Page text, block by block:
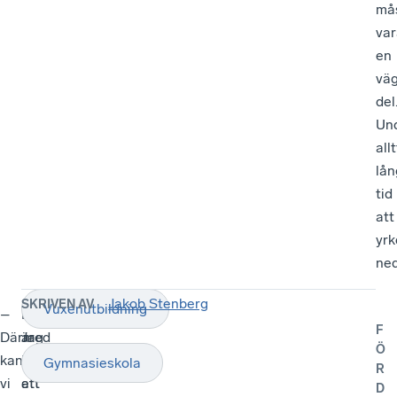
en
del.
tid
att
–
Därmed
kan
vi
Kompetenskrisen
är
inte
ett
–
Jag
önskar
att
Vuxenutbildning
Gymnasieskola
SKRIVEN AV Jakob Stenberg
F
Ö
R
D